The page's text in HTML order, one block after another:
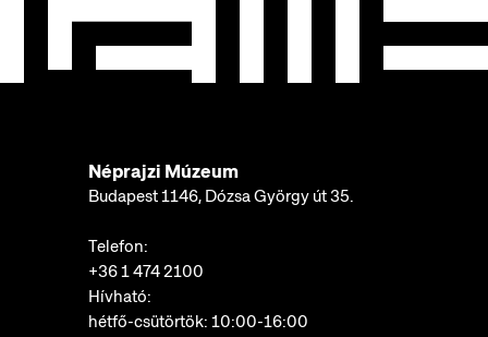
Néprajzi Múzeum
Budapest 1146, Dózsa György út 35.
Telefon:
+36 1 474 2100
Hívható:
hétfő-csütörtök: 10:00-16:00